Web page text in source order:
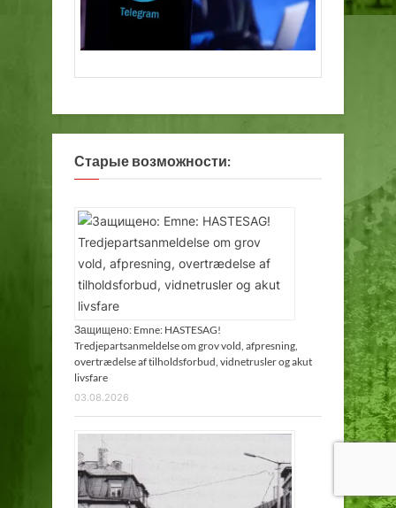
Старые возможности:
Защищено: Emne: HASTESAG!
Tredjepartsanmeldelse om grov vold, afpresning,
overtrædelse af tilholdsforbud, vidnetrusler og akut
livsfare
03.08.2026